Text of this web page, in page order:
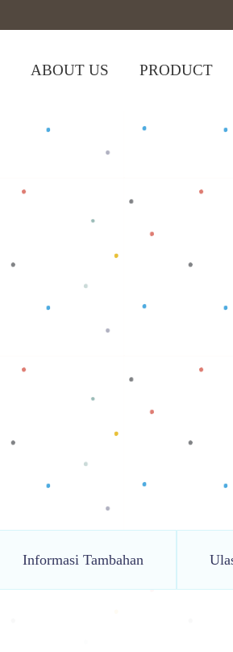
ABOUT US PRODUCT
, T-shirt Peanuts
Informasi Tambahan